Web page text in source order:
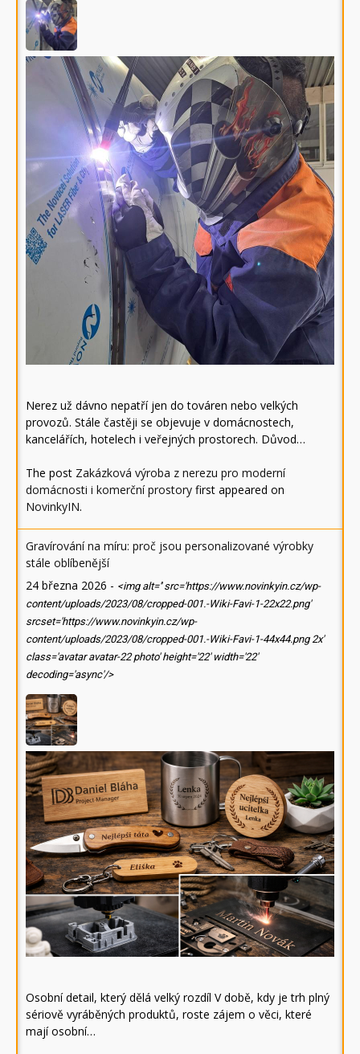
Nerez už dávno nepatří jen do továren nebo velkých
provozů. Stále častěji se objevuje v domácnostech,
kancelářích, hotelech i veřejných prostorech. Důvod…
The post Zakázková výroba z nerezu pro moderní
domácnosti i komerční prostory first appeared on
NovinkyIN.
Gravírování na míru: proč jsou personalizované výrobky
stále oblíbenější
24 března 2026 - <img alt='' src='https://www.novinkyin.cz/wp-
content/uploads/2023/08/cropped-001.-Wiki-Favi-1-22x22.png'
srcset='https://www.novinkyin.cz/wp-
content/uploads/2023/08/cropped-001.-Wiki-Favi-1-44x44.png 2x'
class='avatar avatar-22 photo' height='22' width='22'
decoding='async'/>
Osobní detail, který dělá velký rozdíl V době, kdy je trh plný
sériově vyráběných produktů, roste zájem o věci, které
mají osobní…